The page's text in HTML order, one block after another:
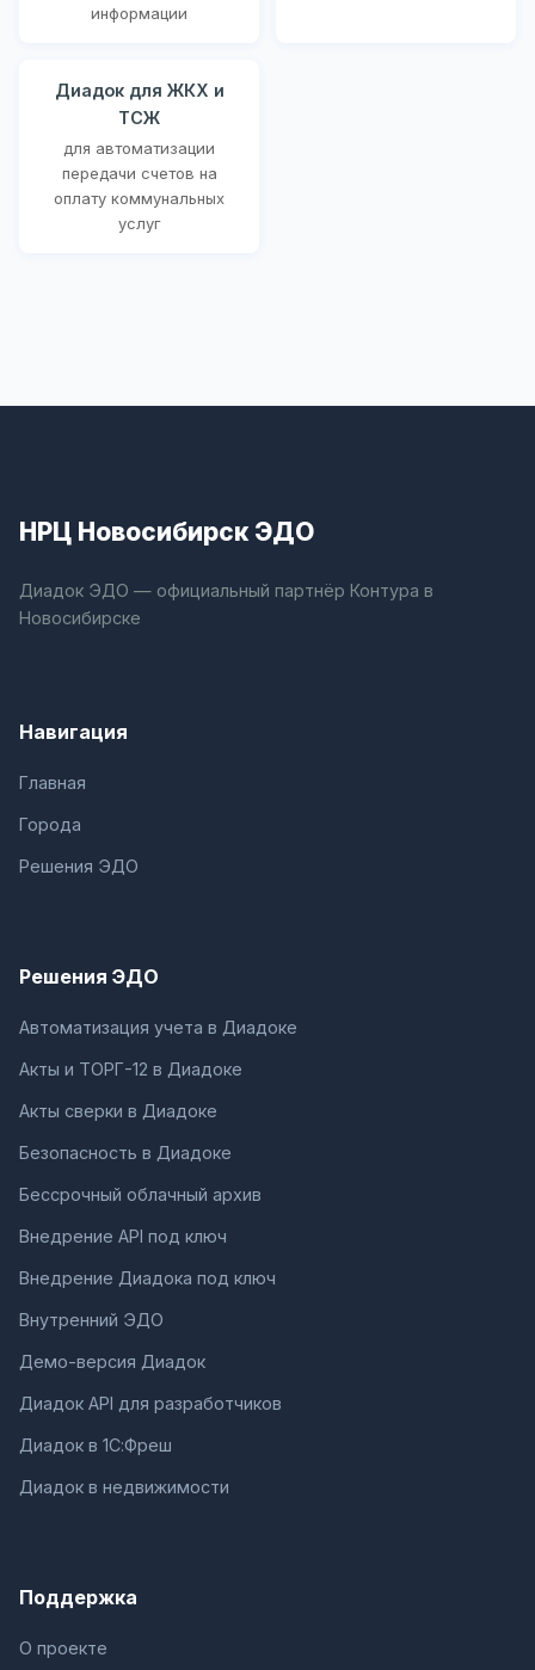
информации
Диадок для ЖКХ и
ТСЖ
для автоматизации
передачи счетов на
оплату коммунальных
услуг
НРЦ Новосибирск ЭДО
Диадок ЭДО — официальный партнёр Контура в
Новосибирске
Навигация
Главная
Города
Решения ЭДО
Решения ЭДО
Автоматизация учета в Диадоке
Акты и ТОРГ-12 в Диадоке
Акты сверки в Диадоке
Безопасность в Диадоке
Бессрочный облачный архив
Внедрение API под ключ
Внедрение Диадока под ключ
Внутренний ЭДО
Демо-версия Диадок
Диадок API для разработчиков
Диадок в 1С:Фреш
Диадок в недвижимости
Поддержка
О проекте